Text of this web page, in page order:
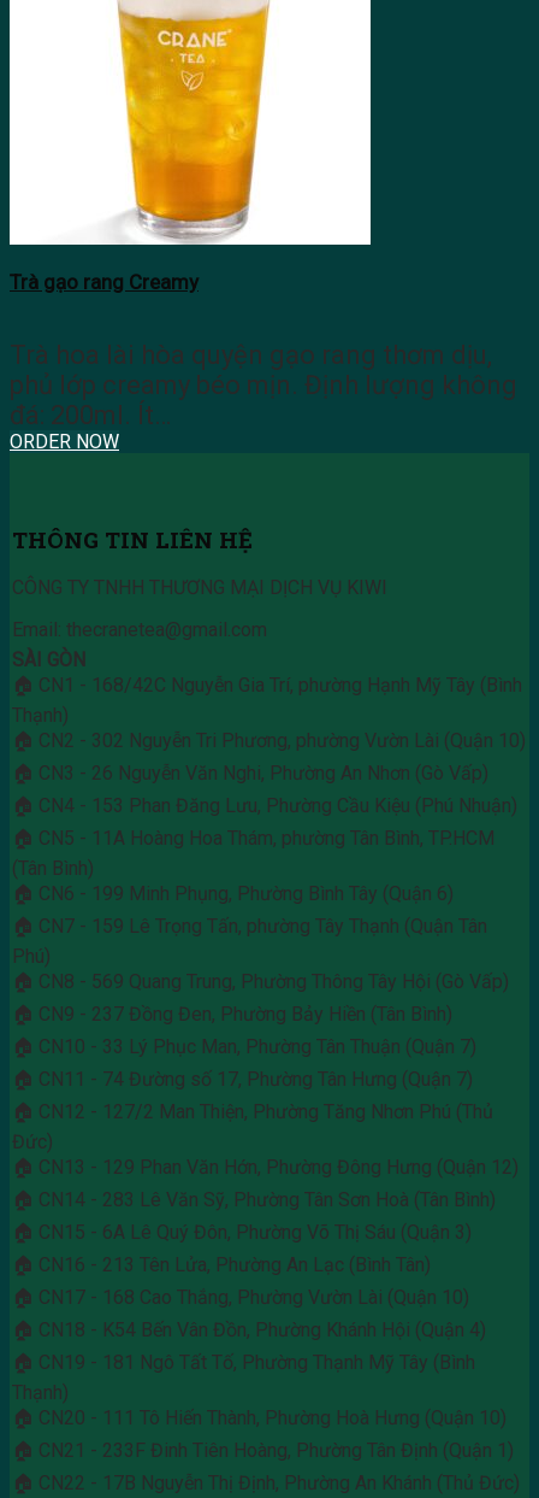
Trà gạo rang Creamy
Trà hoa lài hòa quyện gạo rang thơm dịu,
phủ lớp creamy béo mịn. Định lượng không
đá: 200ml. Ít…
ORDER NOW
THÔNG TIN LIÊN HỆ
CÔNG TY TNHH THƯƠNG MẠI DỊCH VỤ KIWI
Email: thecranetea@gmail.com
SÀI GÒN
🏠 CN1 - 168/42C Nguyễn Gia Trí, phường Hạnh Mỹ Tây (Bình
Thạnh)
🏠 CN2 - 302 Nguyễn Tri Phương, phường Vườn Lài (Quận 10)
🏠 CN3 - 26 Nguyễn Văn Nghi, Phường An Nhơn (Gò Vấp)
🏠 CN4 - 153 Phan Đăng Lưu, Phường Cầu Kiệu (Phú Nhuận)
🏠 CN5 - 11A Hoàng Hoa Thám, phường Tân Bình, TP.HCM
(Tân Bình)
🏠 CN6 - 199 Minh Phụng, Phường Bình Tây (Quận 6)
🏠 CN7 - 159 Lê Trọng Tấn, phường Tây Thạnh (Quận Tân
Phú)
🏠 CN8 - 569 Quang Trung, Phường Thông Tây Hội (Gò Vấp)
🏠 CN9 - 237 Đồng Đen, Phường Bảy Hiền (Tân Bình)
🏠 CN10 - 33 Lý Phục Man, Phường Tân Thuận (Quận 7)
🏠 CN11 - 74 Đường số 17, Phường Tân Hưng (Quận 7)
🏠 CN12 - 127/2 Man Thiện, Phường Tăng Nhơn Phú (Thủ
Đức)
🏠 CN13 - 129 Phan Văn Hớn, Phường Đông Hưng (Quận 12)
🏠 CN14 - 283 Lê Văn Sỹ, Phường Tân Sơn Hoà (Tân Bình)
🏠 CN15 - 6A Lê Quý Đôn, Phường Võ Thị Sáu (Quận 3)
🏠 CN16 - 213 Tên Lửa, Phường An Lạc (Bình Tân)
🏠 CN17 - 168 Cao Thắng, Phường Vườn Lài (Quận 10)
🏠 CN18 - K54 Bến Vân Đồn, Phường Khánh Hội (Quận 4)
🏠 CN19 - 181 Ngô Tất Tố, Phường Thạnh Mỹ Tây (Bình
Thạnh)
🏠 CN20 - 111 Tô Hiến Thành, Phường Hoà Hưng (Quận 10)
🏠 CN21 - 233F Đinh Tiên Hoàng, Phường Tân Định (Quận 1)
🏠 CN22 - 17B Nguyễn Thị Định, Phường An Khánh (Thủ Đức)